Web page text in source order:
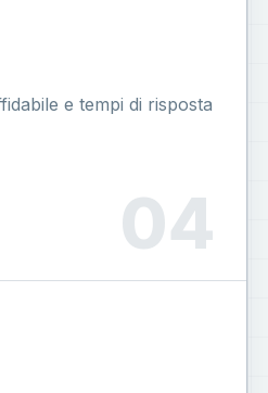
e tempi di risposta